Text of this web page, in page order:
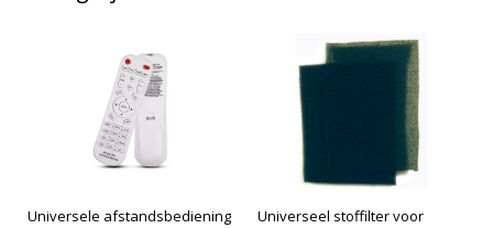
Universele afstandsbediening
Universeel stoffilter voor